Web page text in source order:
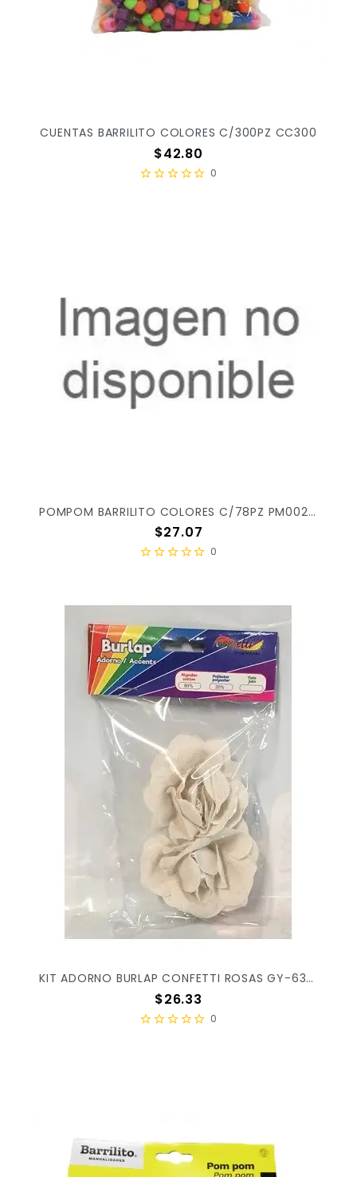
CUENTAS BARRILITO COLORES C/300PZ CC300
Precio
$42.80
0
POMPOM BARRILITO COLORES C/78PZ PM002 S/24 X/72
Precio
$27.07
0
KIT ADORNO BURLAP CONFETTI ROSAS GY-636 C/2PZ
Precio
$26.33
0